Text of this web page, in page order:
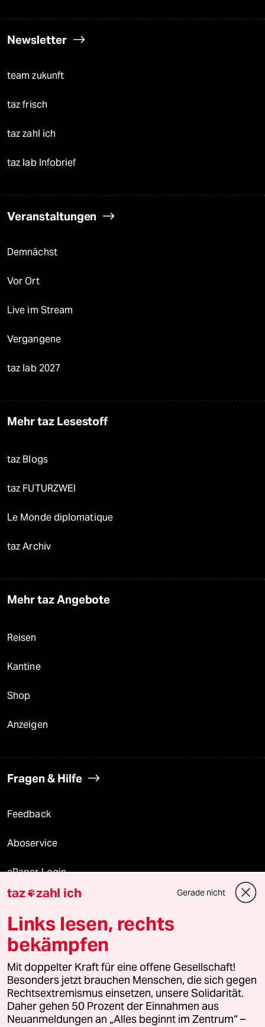
Newsletter
team zukunft
taz frisch
taz zahl ich
taz lab Infobrief
Veranstaltungen
Demnächst
Vor Ort
Live im Stream
Vergangene
taz lab 2027
Mehr taz Lesestoff
taz Blogs
taz FUTURZWEI
Le Monde diplomatique
taz Archiv
Mehr taz Angebote
Reisen
Kantine
Shop
Anzeigen
Fragen & Hilfe
Feedback
Aboservice
ePaper Login
Downloads für Abonnierende
© 2026 taz Verlags und Vertriebs GmbH
Alle Rechte vorbehalten. Bei rechtlichen Fragen oder für Genehmigungen
wenden Sie sich bitte an
lizenzen@taz.de
Feedback Redaktionsstatut Kommune-Richtlinien
taz zahl ich Gerade nicht
Links lesen, rechts
bekämpfen
Mit doppelter Kraft für eine offene Gesellschaft!
Besonders jetzt brauchen Menschen, die sich gegen
Rechtsextremismus einsetzen, unsere Solidarität.
Daher gehen 50 Prozent der Einnahmen aus
Neuanmeldungen an „Alles beginnt im Zentrum“ –